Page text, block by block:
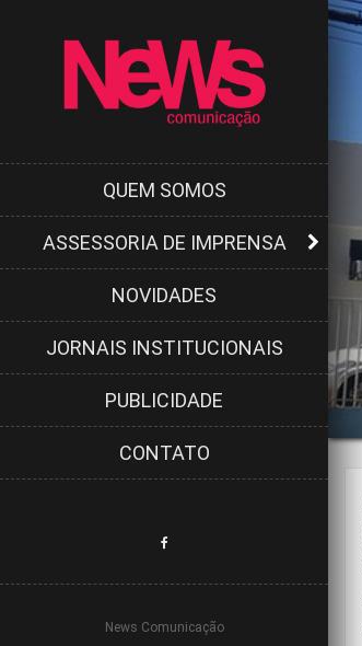
QUEM SOMOS
ASSESSORIA DE IMPRENSA
NOVIDADES
JORNAIS INSTITUCIONAIS
PUBLICIDADE
CONTATO
News Comunicação